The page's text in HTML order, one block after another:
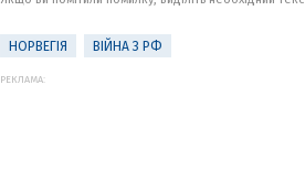
НОРВЕГІЯ ВІЙНА З РФ
РЕКЛАМА: